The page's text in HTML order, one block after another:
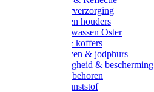
Rapide leerverzorging
Likstenen en houders
Poetsen & wassen Oster
Poetssets & koffers
Ruiter laarzen & jodphurs
Ruiter veiligheid & bescherming
Ruiter - toebehoren
Voerbak kunststof